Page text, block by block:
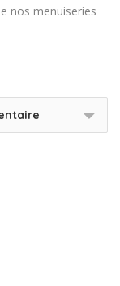
nos menuiseries